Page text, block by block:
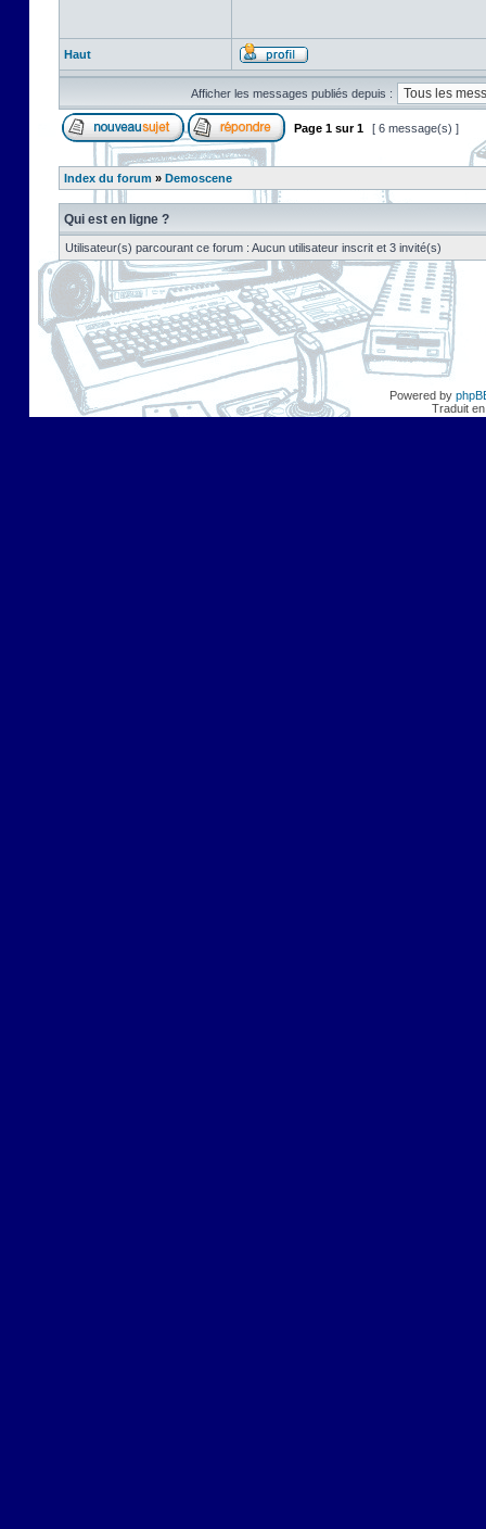
Haut
Afficher les messages publiés depuis :
Page 1 sur1 [ 6 message(s) ]
Index du forum » Demoscene
Qui est en ligne ?
Utilisateur(s) parcourant ce forum : Aucun utilisateur inscrit et 3 invité(s)
Powered by
Traduit